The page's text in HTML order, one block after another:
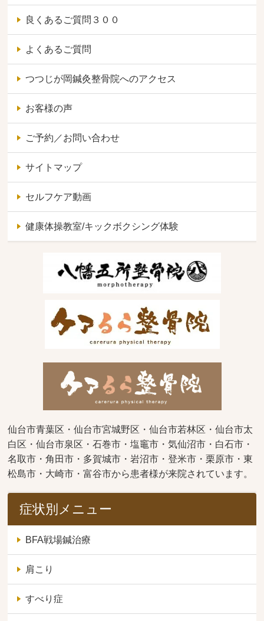
良くあるご質問３００
よくあるご質問
つつじが岡鍼灸整骨院へのアクセス
お客様の声
ご予約／お問い合わせ
サイトマップ
セルフケア動画
健康体操教室/キックボクシング体験
仙台市青葉区・仙台市宮城野区・仙台市若林区・仙台市太
白区・仙台市泉区・石巻市・塩竈市・気仙沼市・白石市・
名取市・角田市・多賀城市・岩沼市・登米市・栗原市・東
松島市・大崎市・富谷市から患者様が来院されています。
症状別メニュー
BFA戦場鍼治療
肩こり
すべり症